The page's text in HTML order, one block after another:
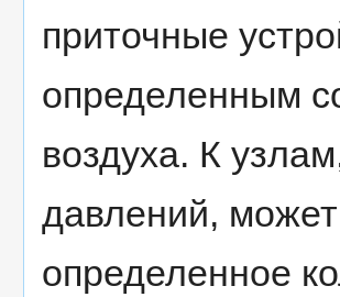
приточные
определенным
воздуха. К
давлений,
определенное